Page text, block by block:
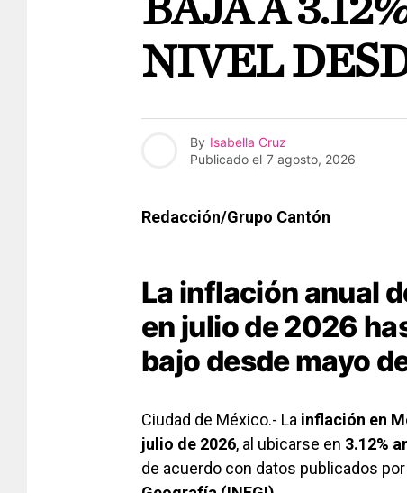
BAJA A
NIVEL
By Isabella Cruz
Publicado el 7 agosto, 2026
Redacción/Grupo Cantón
La inflación anual
en julio de 2026
bajo desde mayo
Ciudad de México.- La inflación en
julio de 2026, al ubicarse en 3.12%
de acuerdo con datos publicados por